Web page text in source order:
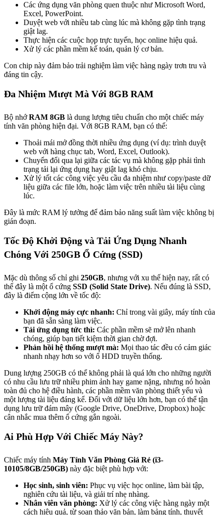
Các ứng dụng văn phòng quen thuộc như Microsoft Word,
Excel, PowerPoint.
Duyệt web với nhiều tab cùng lúc mà không gặp tình trạng
giật lag.
Thực hiện các cuộc họp trực tuyến, học online hiệu quả.
Xử lý các phần mềm kế toán, quản lý cơ bản.
Con chip này đảm bảo trải nghiệm làm việc hàng ngày trơn tru và
đáng tin cậy.
Đa Nhiệm Mượt Mà Với 8GB RAM
Bộ nhớRAM 8GB là dung lượng tiêu chuẩn cho một chiếc máy
tính văn phòng hiện đại. Với 8GB RAM, bạn có thể:
Thoải mái mở đồng thời nhiều ứng dụng (ví dụ: trình duyệt
web với hàng chục tab, Word, Excel, Outlook).
Chuyển đổi qua lại giữa các tác vụ mà không gặp phải tình
trạng tải lại ứng dụng hay giật lag khó chịu.
Xử lý tốt các công việc yêu cầu đa nhiệm như copy/paste dữ
liệu giữa các file lớn, hoặc làm việc trên nhiều tài liệu cùng
lúc.
Đây là mức RAM lý tưởng để đảm bảo năng suất làm việc không bị
gián đoạn.
Tốc Độ Khởi Động và Tải Ứng Dụng Nhanh
Chóng Với 250GB Ổ Cứng (SSD)
Mặc dù thông số chỉ ghi 250GB, nhưng với xu thế hiện nay, rất có
thể đây là một ổ cứng SSD (Solid State Drive). Nếu đúng là SSD,
đây là điểm cộng lớn về tốc độ:
Khởi động máy cực nhanh: Chỉ trong vài giây, máy tính của
bạn đã sẵn sàng làm việc.
Tải ứng dụng tức thì: Các phần mềm sẽ mở lên nhanh
chóng, giúp bạn tiết kiệm thời gian chờ đợi.
Phản hồi hệ thống mượt mà: Mọi thao tác đều có cảm giác
nhanh nhạy hơn so với ổ HDD truyền thống.
Dung lượng 250GB có thể không phải là quá lớn cho những người
có nhu cầu lưu trữ nhiều phim ảnh hay game nặng, nhưng nó hoàn
toàn đủ cho hệ điều hành, các phần mềm văn phòng thiết yếu và
một lượng tài liệu đáng kể. Đối với dữ liệu lớn hơn, bạn có thể tận
dụng lưu trữ đám mây (Google Drive, OneDrive, Dropbox) hoặc
cân nhắc mua thêm ổ cứng gắn ngoài.
Ai Phù Hợp Với Chiếc Máy Này?
Chiếc máy tính Máy Tính Văn Phòng Giá Rẻ (i3-
10105/8GB/250GB) này đặc biệt phù hợp với:
Học sinh, sinh viên: Phục vụ việc học online, làm bài tập,
nghiên cứu tài liệu, và giải trí nhẹ nhàng.
Nhân viên văn phòng: Xử lý các công việc hàng ngày một
cách hiệu quả, từ soạn thảo văn bản, làm bảng tính, thuyết